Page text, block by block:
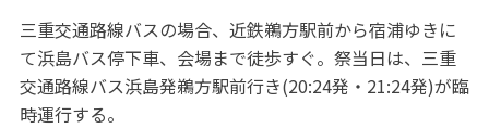
三重交通路線バスの場合、近鉄鵜方駅前から宿浦ゆきに
て浜島バス停下車、会場まで徒歩すぐ。祭当日は、三重
交通路線バス浜島発鵜方駅前行き(20:24発・21:24発)が臨
時運行する。